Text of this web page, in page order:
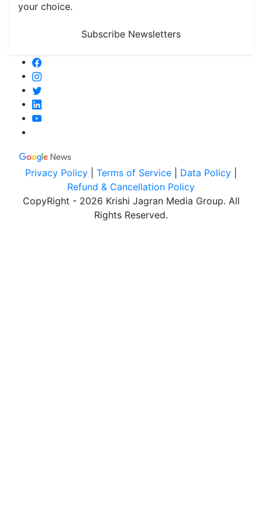
your choice.
Subscribe Newsletters
Privacy Policy Terms of Service Data Policy
Refund & Cancellation Policy
CopyRight - 2026 Krishi Jagran Media Group. All
Rights Reserved.